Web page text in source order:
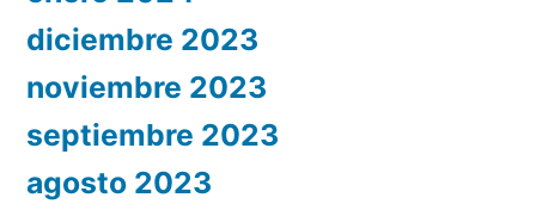
diciembre 2023
noviembre 2023
septiembre 2023
agosto 2023